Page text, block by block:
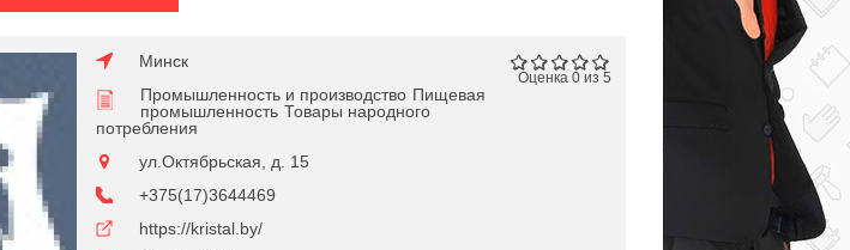
Оценка 0 из 5
Минск
Промышленность и производство Пищевая
промышленность Товары народного
потребления
ул.Октябрьская, д. 15
+375(17)3644469
https://kristal.by/